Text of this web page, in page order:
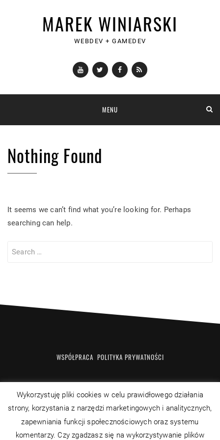
MAREK WINIARSKI
WEBDEV + GAMEDEV
YouTubeTwitterFacebook
RSS
content
MENU
Nothing Found
It seems we can’t find what you’re looking for. Perhaps
searching can help.
WSPÓŁPRACA POLITYKA PRYWATNOŚCI
YouTubeTwitter FacebookRSS
Wykorzystuję pliki cookies w celu prawidłowego działania
strony, korzystania z narzędzi marketingowych i analitycznych,
zapewniania funkcji społecznościowych oraz systemu
komentarzy. Czy zgadzasz się na wykorzystywanie plików